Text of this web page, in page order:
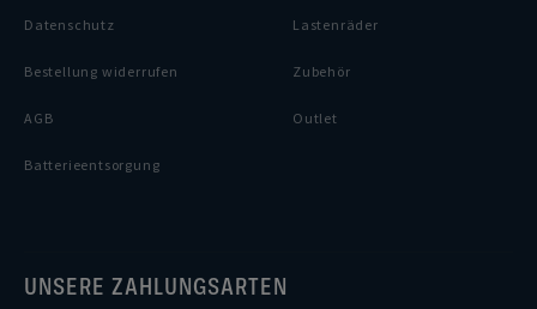
Datenschutz
Bestellung widerrufen
AGB
Batterieentsorgung
Lastenräder
Zubehör
Outlet
UNSERE ZAHLUNGSARTEN